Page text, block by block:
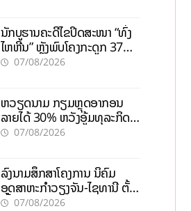
ນັກບູຮານຄະດີໄຂປິດສະໜາ “ທົ່ງ
ໄຫຫີນ” ຫຼັງພົບໂຄງກະດູກ 37
ຄົນໃນຫີນຍັກ
07/08/2026
ຫວຽດນາມ ກຽມຫຼຸດອາກອນ
ລາຍໄດ້ 30% ຫວັງອູ້ມທຸລະກິດ
ຂະໜາດນ້ອຍ ແລະ ຈຸນລະ
07/08/2026
ລົງນາມສຶກສາໂຄງການ ນິຄົມ
ອຸດສາຫະກຳວຽງຈັນ-ໄຊທານີ ຕັ້ງ
ເປົ້າດຶງທຶນ 150 ລ້ານໂດລາ, ສ້າງ
07/08/2026